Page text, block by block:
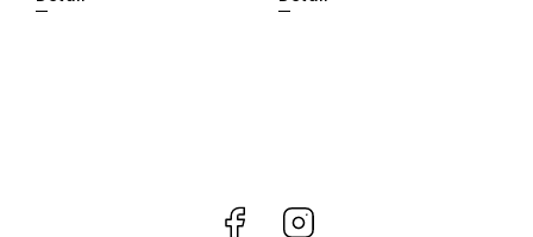
Facebook